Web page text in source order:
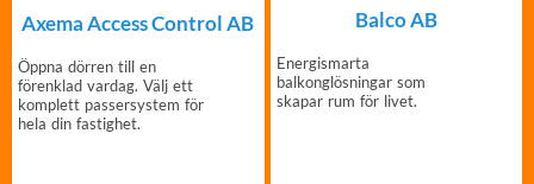
Axema Access Control AB
Öppna dörren till en
förenklad vardag. Välj ett
komplett passersystem för
hela din fastighet.
Balco AB
Energismarta
balkonglösningar som
skapar rum för livet.